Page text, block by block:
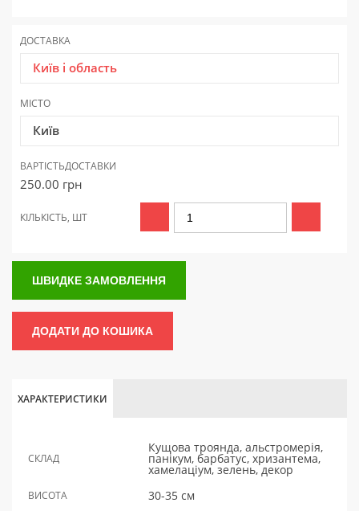
ДОСТАВКА
Київ і область
МІСТО
Київ
ВАРТІСТЬДОСТАВКИ
250.00 грн
КІЛЬКІСТЬ, ШТ
ШВИДКЕ ЗАМОВЛЕННЯ
ДОДАТИ ДО КОШИКА
ХАРАКТЕРИСТИКИ
СКЛАД
Кущова троянда, альстромерія,
панікум, барбатус, хризантема,
хамелаціум, зелень, декор
ВИСОТА 30-35 см